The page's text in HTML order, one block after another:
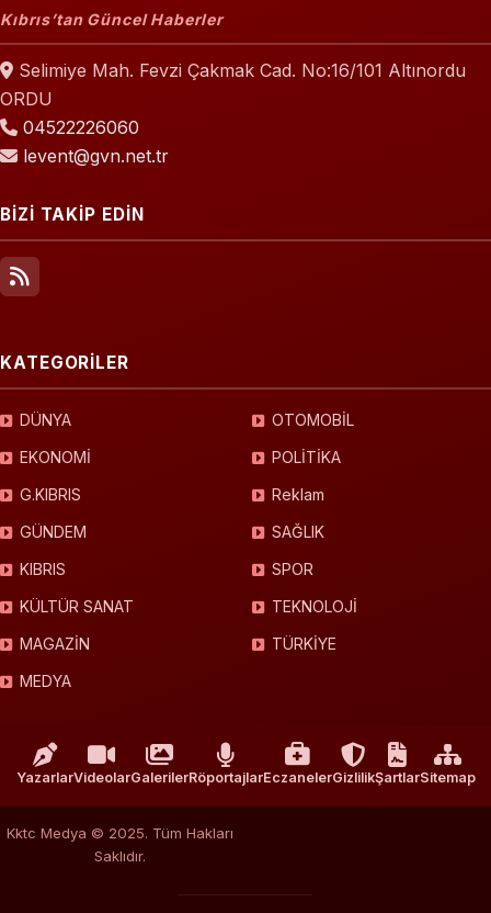
Kıbrıs’tan Güncel Haberler
Selimiye Mah. Fevzi Çakmak Cad. No:16/101 Altınordu
ORDU
04522226060
levent@gvn.net.tr
BİZİ TAKİP EDİN
KATEGORİLER
DÜNYA
EKONOMİ
G.KIBRIS
GÜNDEM
KIBRIS
KÜLTÜR SANAT
MAGAZİN
MEDYA
OTOMOBİL
POLİTİKA
Reklam
SAĞLIK
SPOR
TEKNOLOJİ
TÜRKİYE
YazarlarVideolarGalerilerRöportajlarEczanelerGizlilikŞartlarSitemap
Kktc Medya © 2025. Tüm Hakları
Saklıdır.